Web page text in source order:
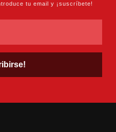
tu email y ¡suscríbete!